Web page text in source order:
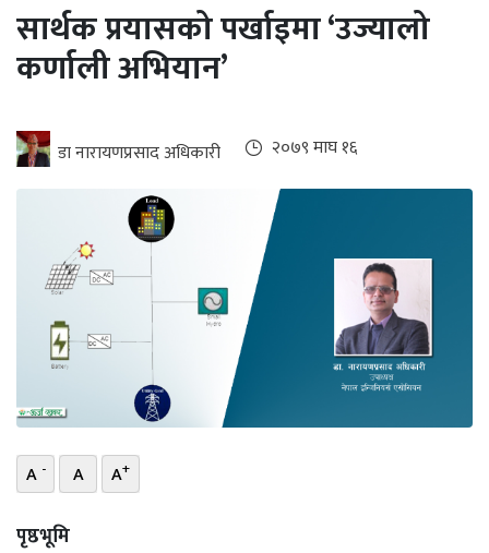
खबर
हरित
इभी
सम्पादकीय
पर्यटन
भिडियो
खोज
प्रोफाइल
ऊर्जा
सार्थक प्रयासको पर्खाइमा ‘उज्यालो
कर्णाली अभियान’
डा नारायणप्रसाद अधिकारी २०७९ माघ १६
A - A A+
पृष्ठभूमि